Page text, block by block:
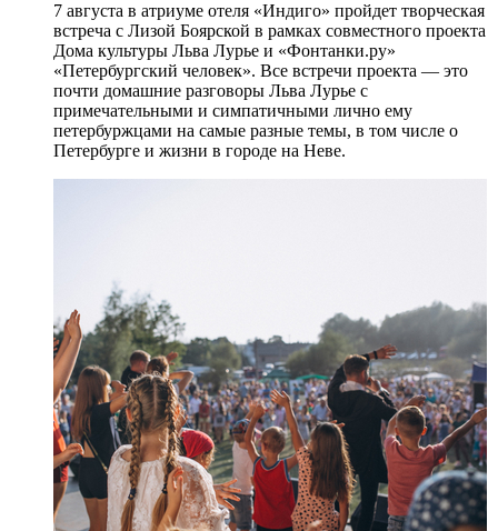
7 августа в атриуме отеля «Индиго» пройдет творческая
встреча с Лизой Боярской в рамках совместного проекта
Дома культуры Льва Лурье и «Фонтанки.ру»
«Петербургский человек». Все встречи проекта — это
почти домашние разговоры Льва Лурье с
примечательными и симпатичными лично ему
петербуржцами на самые разные темы, в том числе о
Петербурге и жизни в городе на Неве.